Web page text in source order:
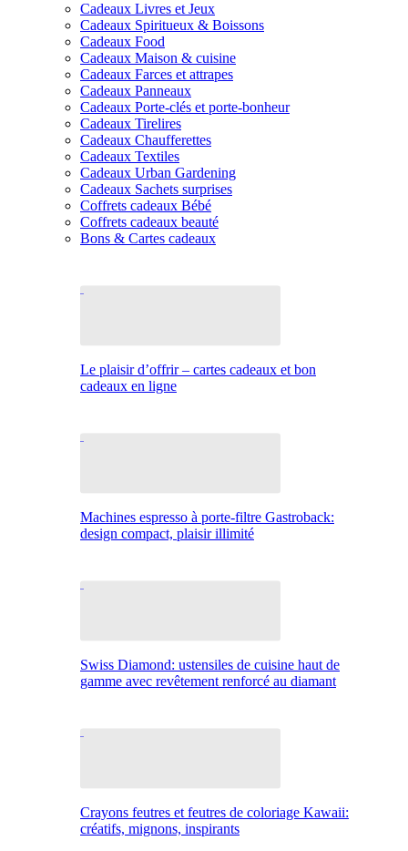
Cadeaux Livres et Jeux
Cadeaux Spiritueux & Boissons
Cadeaux Food
Cadeaux Maison & cuisine
Cadeaux Farces et attrapes
Cadeaux Panneaux
Cadeaux Porte-clés et porte-bonheur
Cadeaux Tirelires
Cadeaux Chaufferettes
Cadeaux Textiles
Cadeaux Urban Gardening
Cadeaux Sachets surprises
Coffrets cadeaux Bébé
Coffrets cadeaux beauté
Bons & Cartes cadeaux
Le plaisir d’offrir – cartes cadeaux et bon
cadeaux en ligne
Machines espresso à porte-filtre Gastroback:
design compact, plaisir illimité
Swiss Diamond: ustensiles de cuisine haut de
gamme avec revêtement renforcé au diamant
Crayons feutres et feutres de coloriage Kawaii:
créatifs, mignons, inspirants